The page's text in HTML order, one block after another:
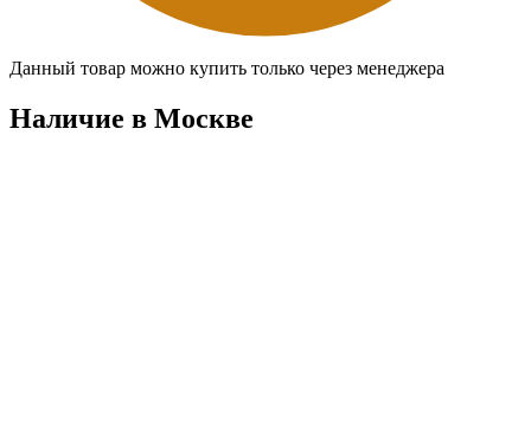
Данный товар можно купить только через менеджера
Наличие в Москвe